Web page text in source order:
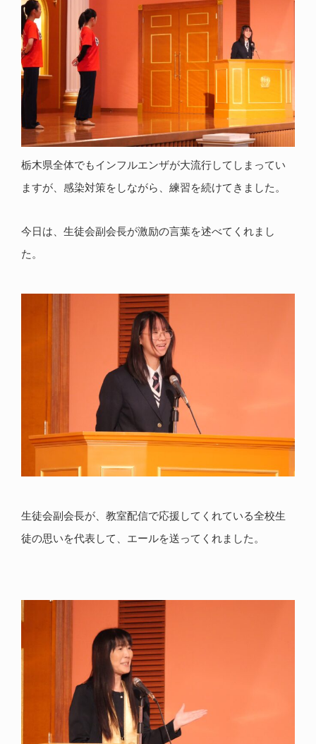
栃木県全体でもインフルエンザが大流行してしまってい
ますが、感染対策をしながら、練習を続けてきました。
今日は、生徒会副会長が激励の言葉を述べてくれまし
た。
生徒会副会長が、教室配信で応援してくれている全校生
徒の思いを代表して、エールを送ってくれました。